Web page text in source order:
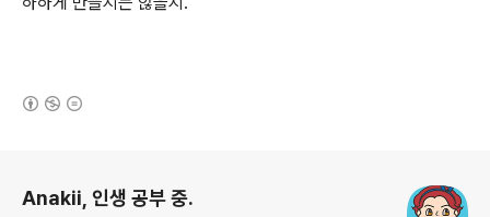
Anakii, 인생 공부 중.